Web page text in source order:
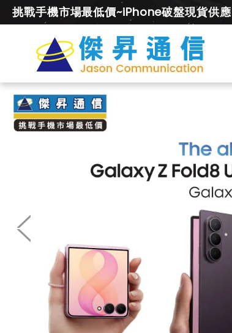
挑戰手機市場最低價~iPhone破盤現貨供應